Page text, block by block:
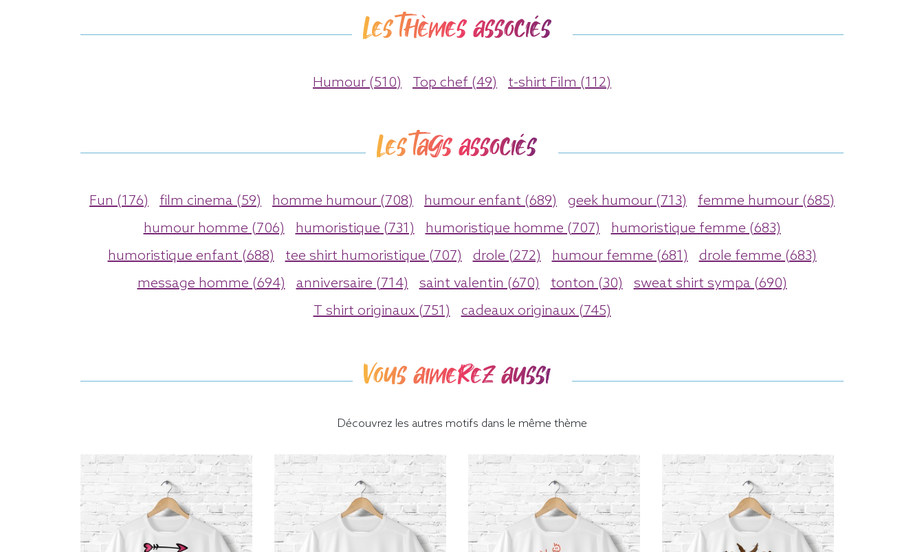
Les thèmes associés
Humour (510) Top chef (49) t-shirt Film (112)
Les tags associés
Fun (176) film cinema (59) homme humour (708) humour enfant (689) geek humour (713)
femme humour (685)
humour homme (706)
humoristique (731) humoristique homme (707)
humoristique femme (683)
humoristique enfant (688)
tee shirt humoristique (707) drole (272) humour femme (681)
drole femme (683)
message homme (694)
anniversaire (714) saint valentin (670) tonton (30)
sweat shirt sympa (690)
T shirt originaux (751)
cadeaux originaux (745)
Vous aimerez aussi
Découvrez les autres motifs dans le même thème